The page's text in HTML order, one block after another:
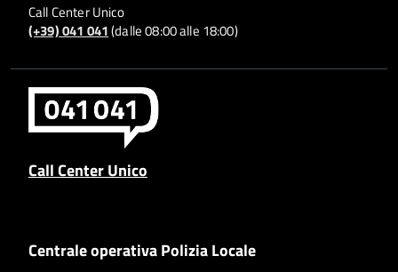
Call Center Unico
(+39) 041 041(dalle 08:00 alle 18:00)
Call Center Unico
Centrale operativa Polizia Locale